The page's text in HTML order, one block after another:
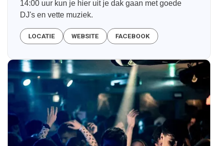
14:00 uur kun je hier uit je dak gaan met goede
DJ's en vette muziek.
LOCATIE WEBSITE FACEBOOK